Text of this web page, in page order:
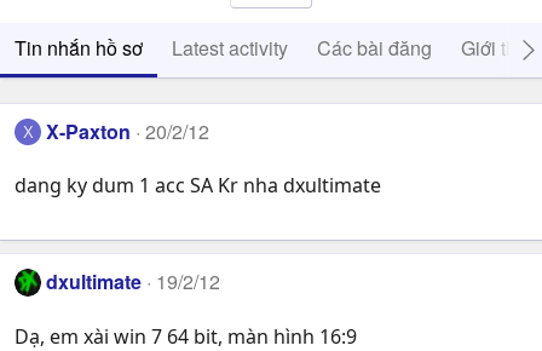
Tin nhắn hồ sơ Latest activity Các bài đăng Giới thiệu
X X-Paxton 20/2/12
dang ky dum 1 acc SA Kr nha dxultimate
dxultimate 19/2/12
Dạ, em xài win 7 64 bit, màn hình 16:9